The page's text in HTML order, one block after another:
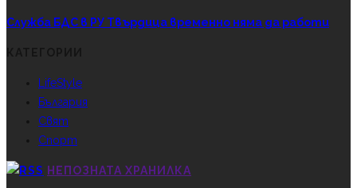
Служба БДС в РУ Твърдица временно няма да работи
LifeStyle
България
Свят
Спорт
НЕПОЗНАТА ХРАНИЛКА